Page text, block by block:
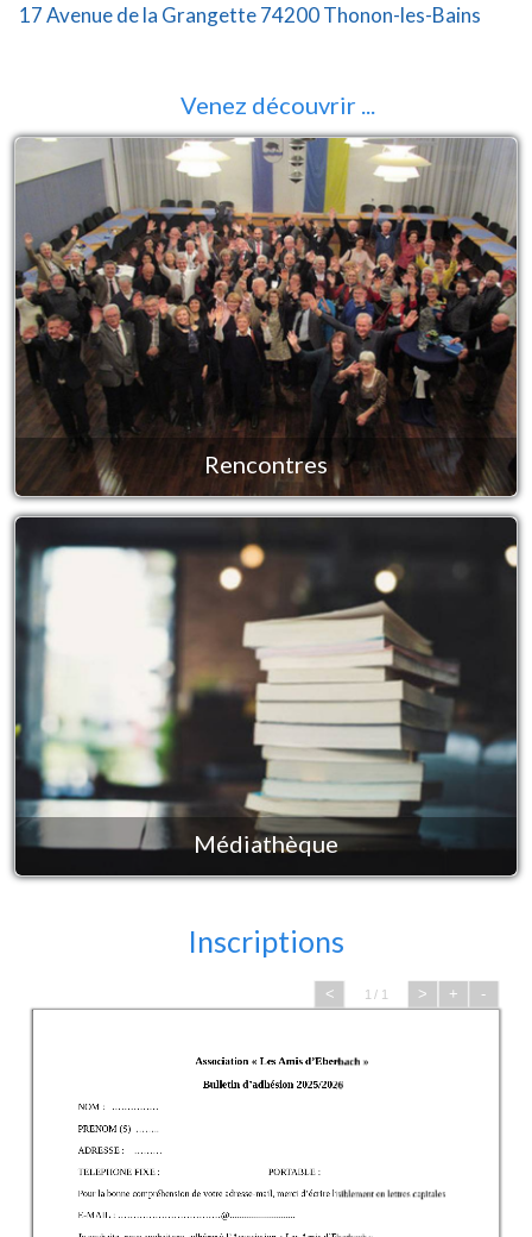
17 Avenue de la Grangette 74200 Thonon-les-Bains
Venez découvrir ...
Rencontres
Médiathèque
Inscriptions
< 1 / 1 > + -